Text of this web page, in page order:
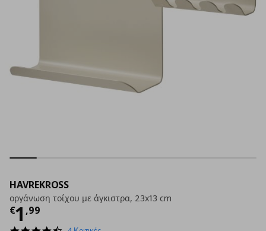
HAVREKROSS
οργάνωση τοίχου με άγκιστρα, 23x13 cm
€1 ,99
Τρέχουσα τιμή